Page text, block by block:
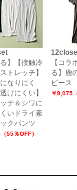
る】【接触冷
トレッチ】
になりにく
けにくい】
チ＆シワに
いドライ素
クパンツ
55％OFF）
【コラ
る】鹿
ピース
￥9,075